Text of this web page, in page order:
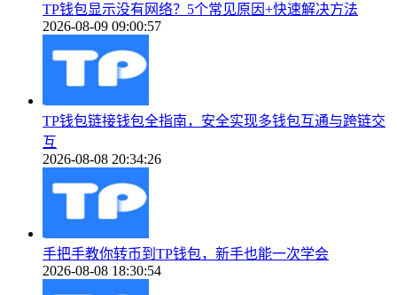
TP钱包显示没有网络？5个常见原因+快速解决方法
2026-08-09 09:00:57
TP钱包链接钱包全指南，安全实现多钱包互通与跨链交
互
2026-08-08 20:34:26
手把手教你转币到TP钱包，新手也能一次学会
2026-08-08 18:30:54